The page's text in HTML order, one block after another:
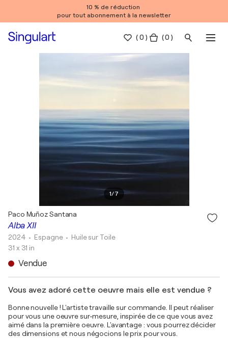
10 % de réduction
pour tout abonnement à la newsletter
(0 ) ( 0 )
1/7
Alba XII
Paco Muñoz Santana
2024 • Espagne • Huile sur Toile
31 x 31 in
Vendue
Vous avez adoré cette oeuvre mais elle est vendue ?
Bonne nouvelle ! L'artiste travaille sur commande. Il peut réaliser
pour vous une oeuvre sur-mesure, inspirée de ce que vous avez
aimé dans la première oeuvre. L'avantage : vous pourrez décider
des dimensions et nous négocions le prix pour vous.